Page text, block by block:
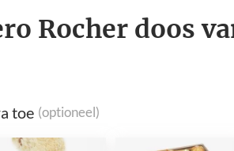
Rocher doos
toe (optioneel)